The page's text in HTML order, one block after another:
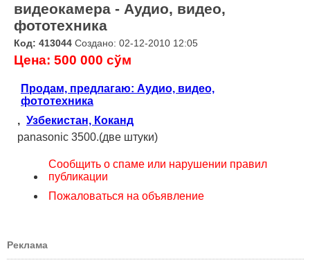
видеокамера - Аудио, видео,
фототехника
Код: 413044 Создано: 02-12-2010 12:05
Цена: 500 000 сўм
Продам, предлагаю: Аудио, видео,
фототехника
, Узбекистан, Коканд
panasonic 3500.(две штуки)
Сообщить о спаме или нарушении правил
публикации
Пожаловаться на объявление
Реклама